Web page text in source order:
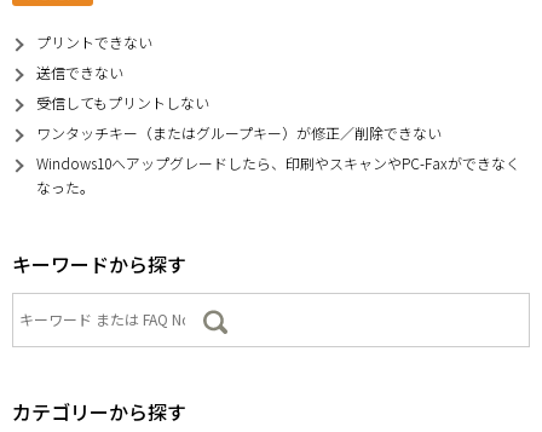
プリントできない
送信できない
受信してもプリントしない
ワンタッチキー（またはグループキー）が修正／削除できない
Windows10へアップグレードしたら、印刷やスキャンやPC-Faxができなく
なった。
キーワードから探す
カテゴリーから探す